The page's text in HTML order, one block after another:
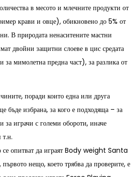
в месото и млечните продукти от
крави и овце), обикновено до 5% от
В природата ненаситените мастни
двойни защитни слоеве в цис средата
мимолетна предна част), за разлика от
поради които една или друга
бъде избрана, за кого е подходяща – за
за играчи с големи обороти, иначе
т.н.
се опитват да играят Body weight Santa
нещо, което трябва да проверите, е